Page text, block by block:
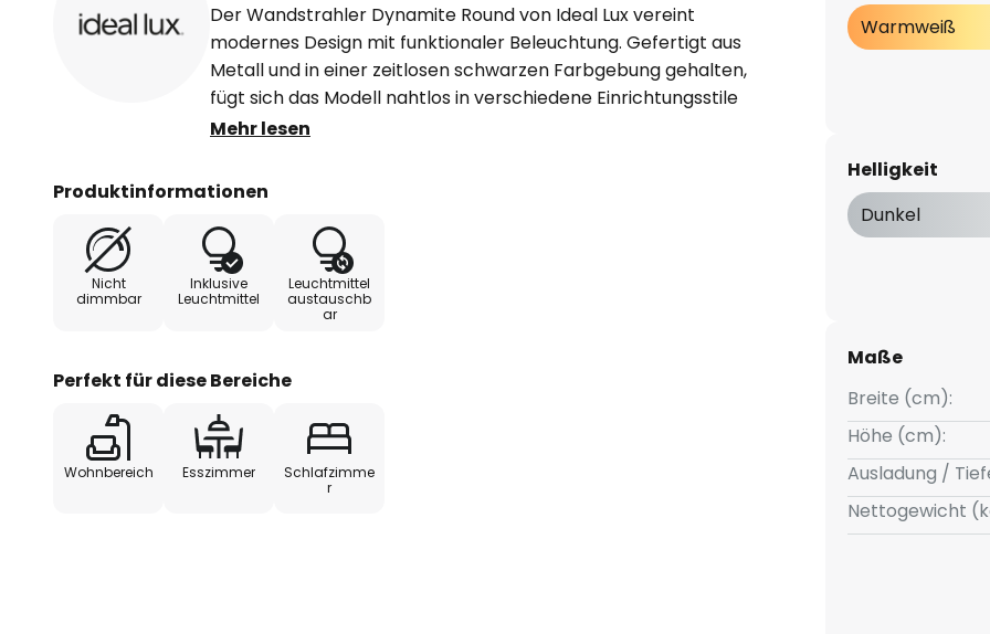
Der Wandstrahler Dynamite Round von Ideal Lux vereint
modernes Design mit funktionaler Beleuchtung. Gefertigt aus
Metall und in einer zeitlosen schwarzen Farbgebung gehalten,
fügt sich das Modell nahtlos in verschiedene Einrichtungsstile
ein. Die klare Formensprache und die präzise Verarbeitung
Ess- oder Schlafzimmer.
- Leuchtmittel enthalten: 2 x GU10 (7 W LED)
Mehr lesen
Produktinformationen
Nicht
dimmbar
Inklusive
Leuchtmittel
Leuchtmittel
austauschb
ar
Perfekt für diese Bereiche
Wohnbereich Esszimmer
Schlafzimme
r
Warmweiß
Helligkeit
Dunkel
Maße
Breite (cm):
Höhe (cm):
Ausladung /
Nettogewicht